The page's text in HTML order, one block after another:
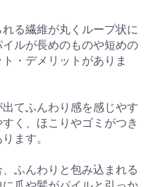
る繊維が丸くループ状に
ルが長めのものや短めの
・デメリットがありま
てふんわり感を感じやす
く、ほこりやゴミがつき
ます。
ふんわりと包み込まれる